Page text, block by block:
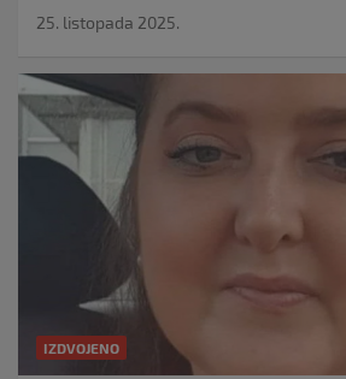
25. listopada 2025.
IZDVOJENO